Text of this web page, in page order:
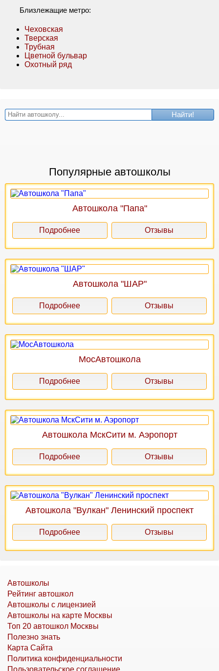
Близлежащие метро:
Чеховская
Тверская
Трубная
Цветной бульвар
Охотный ряд
Найти!
Популярные автошколы
Автошкола "Папа"
Подробнее Отзывы
Автошкола "ШАР"
Подробнее Отзывы
МосАвтошкола
Подробнее Отзывы
Автошкола МскСити м. Аэропорт
Подробнее Отзывы
Автошкола "Вулкан" Ленинский проспект
Подробнее Отзывы
Автошколы
Рейтинг автошкол
Автошколы с лицензией
Автошколы на карте Москвы
Топ 20 автошкол Москвы
Полезно знать
Карта Сайта
Политика конфиденциальности
Пользовательское соглашение